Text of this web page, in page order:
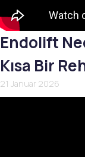
Endolift
Kısa Bir
21 Januar 2026